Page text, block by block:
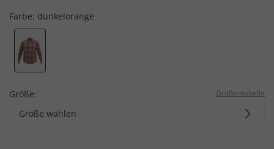
Farbe: dunkelorange
Größe: Größentabelle
Größe wählen